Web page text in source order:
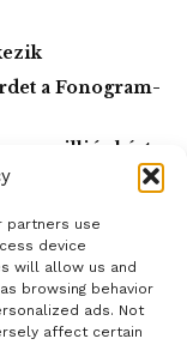
partners use
device
will allow us and
browsing behavior
ads. Not
affect certain
a
gyakorolhatók a
a
éppen az
amely a
a képviselő-
a Fonogram-
kárt